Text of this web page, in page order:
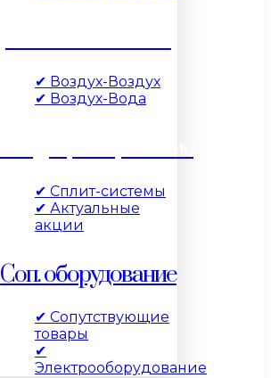
✔ Воздух-Воздух
✔ Воздух-Вода
✔ Сплит-системы
✔ Актуальные
акции
Соп. оборудование
✔ Сопутствующие
товары
✔
Электрооборудование